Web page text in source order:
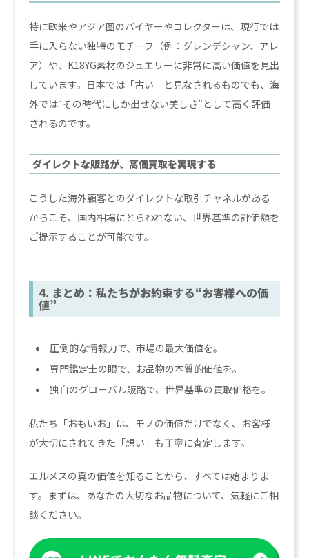
特に欧米やアジア圏のバイヤーやコレクターは、現行では
手に入らない独特のモチーフ（例：グレンデシャン、アレ
ア）や、K18YG素材のジュエリーに非常に高い価値を見出
しています。日本では「古い」と見なされるものでも、海
外では“その時代にしか出せない美しさ”として高く評価
されるのです。
ダイレクトな販路が、高価買取を実現する
こうした海外顧客とのダイレクトな取引チャネルがある
からこそ、国内相場にとらわれない、世界基準の評価額を
ご提示することが可能です。
4. まとめ：私たちがお約束する“お客様への価
値”
圧倒的な情報力で、市場の最大価値を。
専門鑑定士の眼で、お品物の本質的価値を。
独自のグローバル販路で、世界基準の買取価格を。
私たち「おもいお」は、モノの価値だけでなく、お客様
が大切にされてきた「想い」も丁寧に査定します。
エルメスの真の価値を知ることから、すべては始まりま
す。まずは、あなたの大切なお品物について、気軽にご相
談ください。